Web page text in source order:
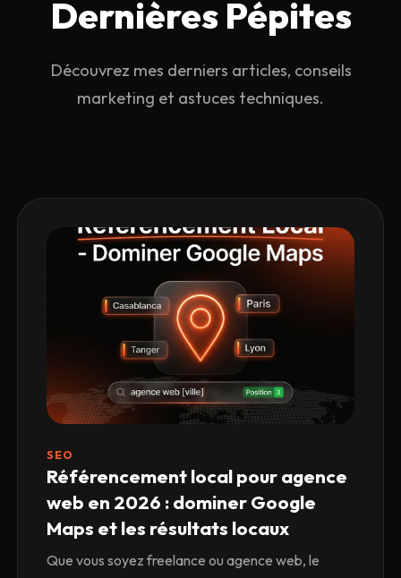
Dernières Pépites
Découvrez mes derniers articles, conseils
marketing et astuces techniques.
SEO
Référencement local pour agence
web en 2026 : dominer Google
Maps et les résultats locaux
Que vous soyez freelance ou agence web, le